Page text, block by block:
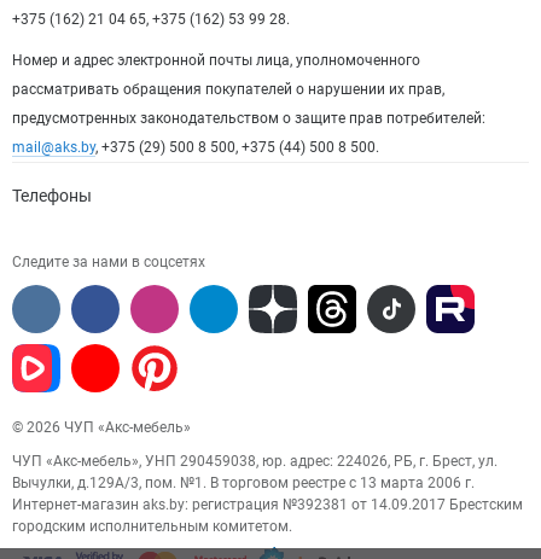
+375 (162) 21 04 65, +375 (162) 53 99 28.
Номер и адрес электронной почты лица, уполномоченного
рассматривать обращения покупателей о нарушении их прав,
предусмотренных законодательством о защите прав потребителей:
mail@aks.by, +375 (29) 500 8 500, +375 (44) 500 8 500.
Телефоны
Следите за нами в соцсетях
© 2026 ЧУП «Акс-мебель»
ЧУП «Акс-мебель», УНП 290459038, юр. адрес: 224026, РБ, г. Брест, ул.
Вычулки, д.129А/3, пом. №1. В торговом реестре с 13 марта 2006 г.
Интернет-магазин aks.by: регистрация №392381 от 14.09.2017 Брестским
городским исполнительным комитетом.